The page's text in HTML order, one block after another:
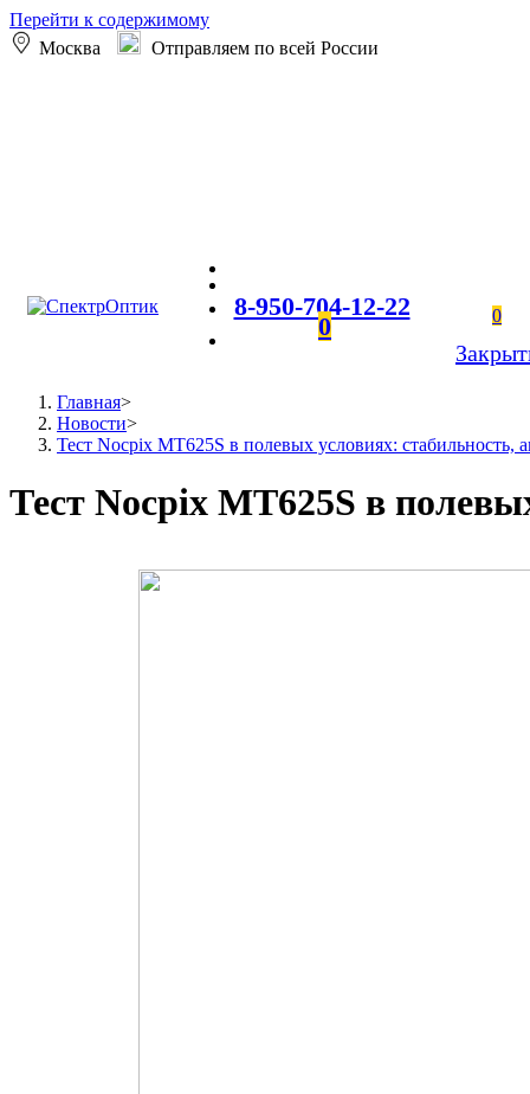
Перейти к содержимому
Москва
Отправляем по всей России
8-950-704-12-22
0 0
Главная>
Новости>
Тест Nocpix MT625S в полевых условиях: стабильность,
Тест Nocpix MT625S в